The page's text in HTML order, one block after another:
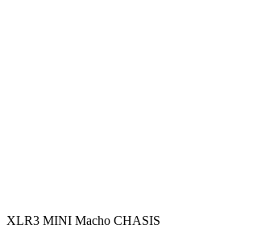
XLR3 MINI Macho CHASIS